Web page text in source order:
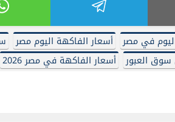
في مصر أسعار الفاكهة اليوم مصر
سوق العبور
أسعار الفاكهة في مصر 2026